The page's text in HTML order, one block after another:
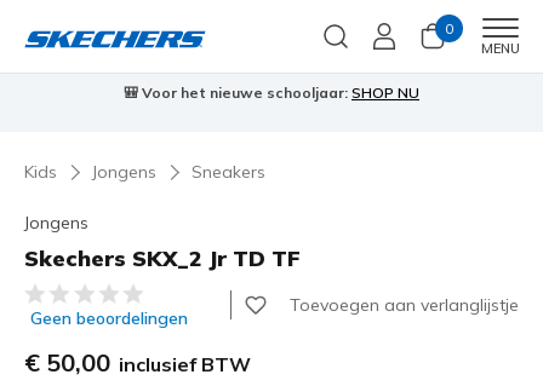
0
MENU
🎒 Voor het nieuwe schooljaar: SHOP NU
Kids Jongens Sneakers
Jongens
Skechers SKX_2 Jr TD TF
3,5 van de 5 klantbeoordelingen
Geen beoordelingen
Toevoegen aan verlanglijstje
€ 50,00 inclusief BTW